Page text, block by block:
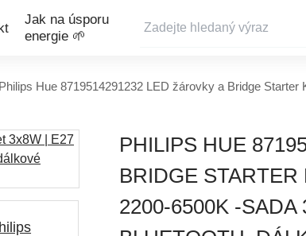
Jak na úsporu
energie 🌱
Philips Hue 8719514291232 LED žárovky a Bridge
PHILIPS HUE
BRIDGE
2200-6500K -SADA